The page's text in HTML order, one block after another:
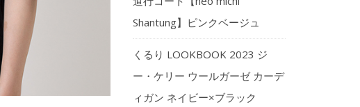
Shantung】ピンクベージュ
くるり LOOKBOOK 2023 ジ
ー・ケリー ウールガーゼ カーデ
ィガン ネイビー×ブラック